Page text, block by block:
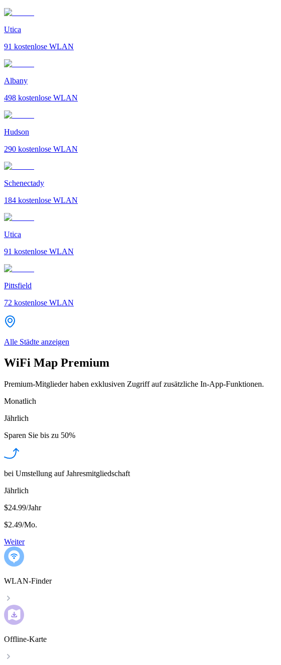
Utica
91 kostenlose WLAN
Albany
498 kostenlose WLAN
Hudson
290 kostenlose WLAN
Schenectady
184 kostenlose WLAN
Utica
91 kostenlose WLAN
Pittsfield
72 kostenlose WLAN
Alle Städte anzeigen
WiFi Map Premium
Premium-Mitglieder haben exklusiven Zugriff auf zusätzliche In-App-Funktionen.
Monatlich
Jährlich
Sparen Sie bis zu 50%
bei Umstellung auf Jahresmitgliedschaft
Jährlich
$24.99/Jahr
$2.49/Mo.
Weiter
WLAN-Finder
Offline-Karte